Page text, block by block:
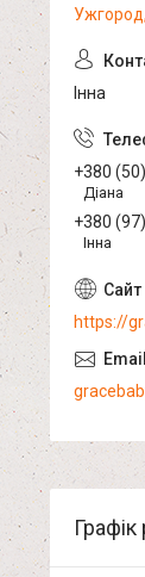
Інна
+380
Діана
+380
Інна
https://